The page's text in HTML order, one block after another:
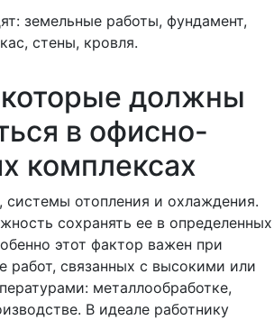
земельные работы, фундамент,
стены, кровля.
которые должны
в офисно-
комплексах
системы отопления и охлаждения.
сохранять ее в определенных
этот фактор важен при
работ, связанных с высокими или
металлообработке,
В идеале работнику